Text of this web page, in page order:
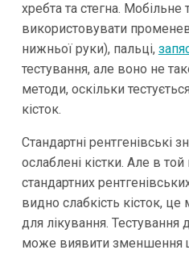
хребта та стегна.
використовувати
нижньої руки), пальці,
тестування, але воно не
методи, оскільки
кісток.
Стандартні рентгенівські
ослаблені кістки. Але в
стандартних
видно слабкість кісток,
для лікування. Тестування
може виявити зменшення